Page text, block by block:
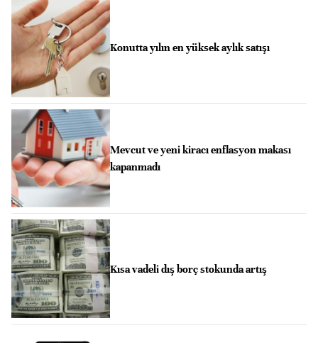
Konutta yılın en yüksek aylık satışı
Mevcut ve yeni kiracı enflasyon makası
kapanmadı
Kısa vadeli dış borç stokunda artış